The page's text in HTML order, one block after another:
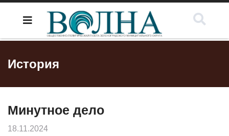
История
Минутное дело
18.11.2024